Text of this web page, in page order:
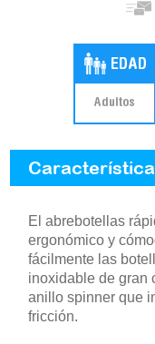
Adultos
El abrebotellas
ergonómico y
fácilmente las
inoxidable de gran
anillo spinner que
fricción.